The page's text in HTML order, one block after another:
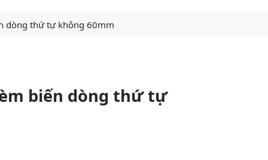
dòng thứ tự không 60mm
biến dòng thứ tự